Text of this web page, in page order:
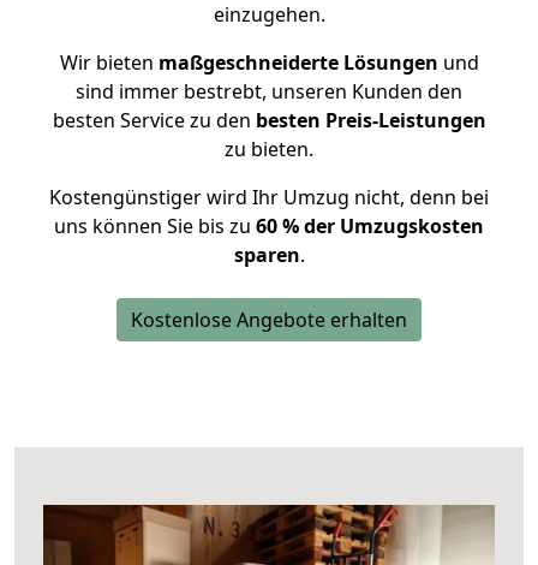
einzugehen.
Wir bieten maßgeschneiderte Lösungen und
sind immer bestrebt, unseren Kunden den
besten Service zu den besten Preis-Leistungen
zu bieten.
Kostengünstiger wird Ihr Umzug nicht, denn bei
uns können Sie bis zu 60 % der Umzugskosten
sparen.
Kostenlose Angebote erhalten